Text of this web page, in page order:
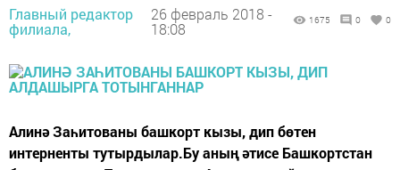
Главный редактор
филиала,
26 февраль 2018 -
18:08
1675 0 0
Алинә Заһитованы башкорт кызы, дип бөтен
интерненты тутырдылар.Бу аның әтисе Башкортстан